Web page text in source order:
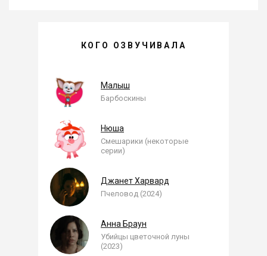
КСЕНИЯ БРЖЕЗОВСКАЯ —
КОГО ОЗВУЧИВАЛА
Малыш
Барбоскины
Нюша
Смешарики (некоторые
серии)
Джанет Харвард
Пчеловод (2024)
Анна Браун
Убийцы цветочной луны
(2023)